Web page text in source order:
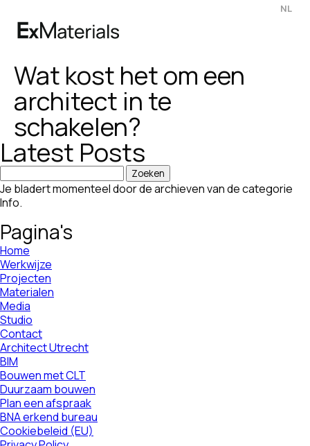
Naar
hoofdinhoud
NL
Home
Wat kost het om een
architect in te
schakelen?
Latest Posts
naar:
Je bladert momenteel door de archieven van de categorie
Info.
Pagina's
Home
Werkwijze
Projecten
Materialen
Media
Studio
Contact
Architect Utrecht
BIM
Bouwen met CLT
Duurzaam bouwen
Plan een afspraak
BNA erkend bureau
Cookiebeleid (EU)